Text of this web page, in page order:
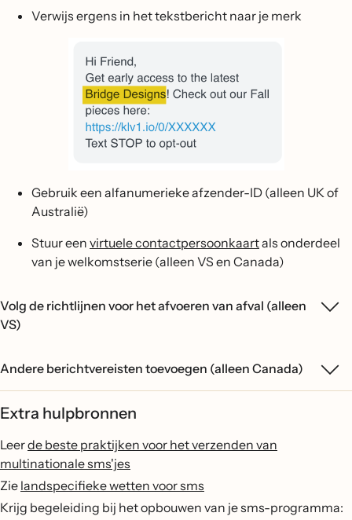
Verwijs ergens in het tekstbericht naar je merk
Gebruik een alfanumerieke afzender-ID (alleen UK of
Australië)
Stuur een virtuele contactpersoonkaartals onderdeel
van je welkomstserie (alleen VS en Canada)
Volg de richtlijnen voor het afvoeren van afval (alleen
VS)
Andere berichtvereisten toevoegen (alleen Canada)
Extra hulpbronnen
Leerde beste praktijken voor het verzenden van
multinationale sms'jes
Zie landspecifieke wetten voor sms
Krijg begeleiding bij het opbouwen van je sms-programma: